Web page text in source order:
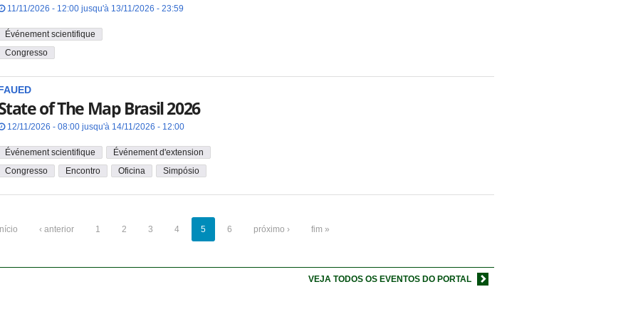
11/11/2026 - 12:00 jusqu'à 13/11/2026 - 23:59
Événement scientifique
Congresso
of The Map Brasil 2026
12/11/2026 - 08:00 jusqu'à 14/11/2026 - 12:00
Événement scientifique
Événement d'extension
Congresso
Encontro Oficina Simpósio
‹ anterior 1 2 3 4 5 6 próximo › fim »
VEJA TODOS OS EVENTOS DO PORTAL